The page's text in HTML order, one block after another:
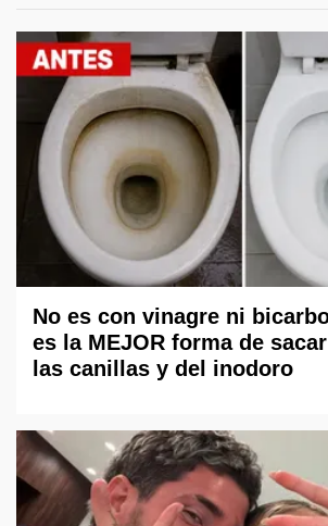
No es con vinagre ni
es la MEJOR forma de
las canillas y del inodoro